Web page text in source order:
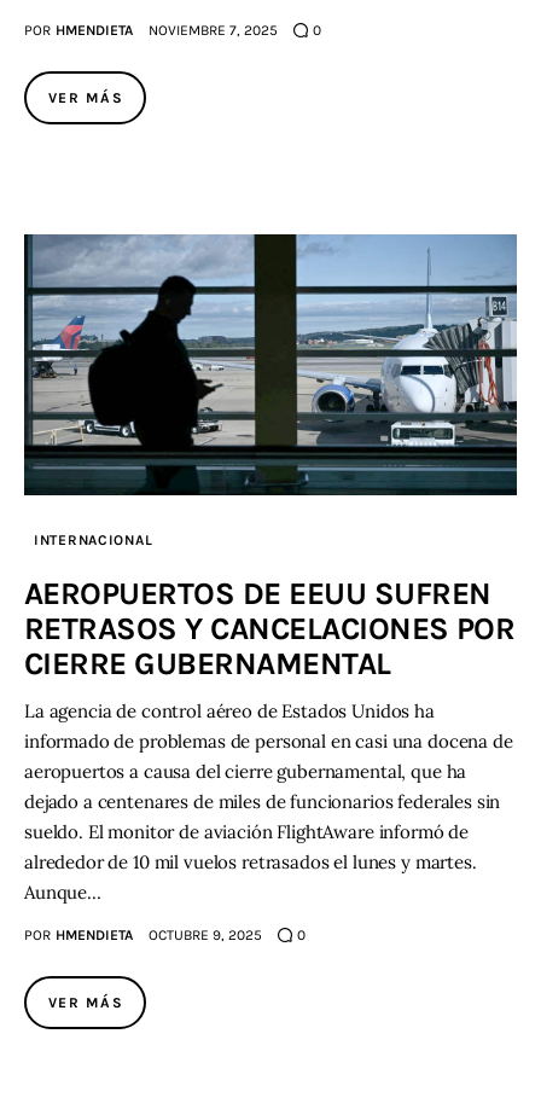
POR HMENDIETA NOVIEMBRE 7, 2025 0
VER MÁS
INTERNACIONAL
AEROPUERTOS DE EEUU SUFREN
RETRASOS Y CANCELACIONES POR
CIERRE GUBERNAMENTAL
La agencia de control aéreo de Estados Unidos ha
informado de problemas de personal en casi una docena de
aeropuertos a causa del cierre gubernamental, que ha
dejado a centenares de miles de funcionarios federales sin
sueldo. El monitor de aviación FlightAware informó de
alrededor de 10 mil vuelos retrasados el lunes y martes.
Aunque…
POR HMENDIETA OCTUBRE 9, 2025 0
VER MÁS